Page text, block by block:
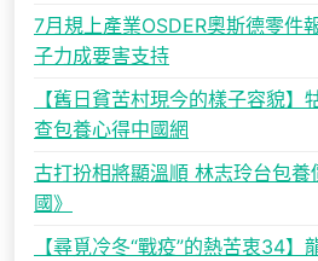
7月規上產業OSDER奧斯德零件
子力成要害支持
【舊日貧苦村現今的樣子容貌】
查包養心得中國網
古打扮相將顯溫順 林志玲台包養
國》
【尋覓冷冬“戰疫”的熱苦衷34